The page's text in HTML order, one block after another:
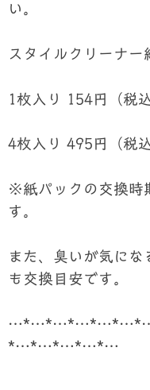
い。
スタイルクリーナー
1枚入り 154円（税込
4枚入り 495円（税込
※紙パックの交換時
す。
また、臭いが気に
も交換目安です。
*…*…*…*…*…